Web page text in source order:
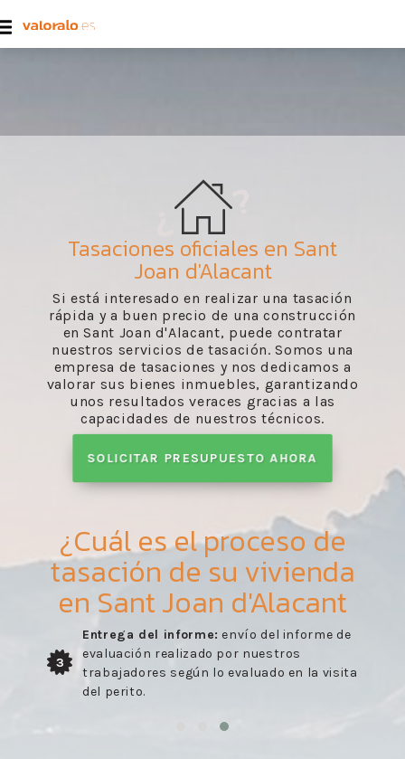
Tasaciones oficiales en Sant
Joan d'Alacant
Si está interesado en realizar una tasación
rápida y a buen precio de una construcción
en Sant Joan d'Alacant, puede contratar
nuestros servicios de tasación. Somos una
empresa de tasaciones y nos dedicamos a
valorar sus bienes inmuebles, garantizando
unos resultados veraces gracias a las
capacidades de nuestros técnicos.
SOLICITAR PRESUPUESTO AHORA
¿Cuál es el proceso de
tasación de su vivienda
en Sant Joan d'Alacant
3
Entrega del informe: envío del informe de
evaluación realizado por nuestros
trabajadores según lo evaluado en la visita
del perito.